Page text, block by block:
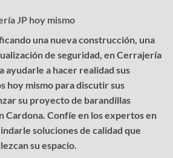
JP hoy mismo
una nueva construcción, una
de seguridad, en Cerrajería
ayudarle a hacer realidad sus
hoy mismo para discutir sus
su proyecto de barandillas
Cardona. Confíe en los expertos en
soluciones de calidad que
su espacio.